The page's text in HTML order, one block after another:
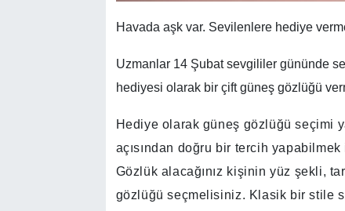
Havada aşk var. Sevilenlere hediye
Uzmanlar 14 Şubat sevgililer gününde
hediyesi olarak bir çift güneş gözlüğü
Hediye olarak güneş gözlüğü seçimi
açısından doğru bir tercih
Gözlük alacağınız kişinin yüz şekli,
gözlüğü seçmelisiniz. Klasik bir stile